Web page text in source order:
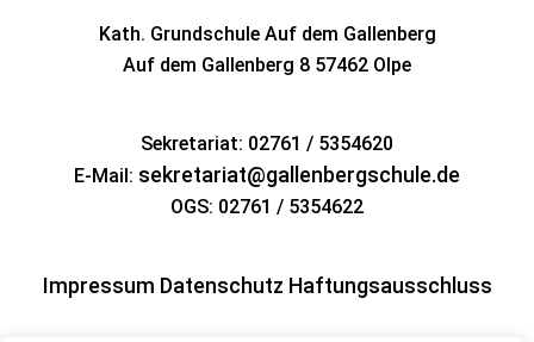
Kath. Grundschule Auf dem Gallenberg
Auf dem Gallenberg 8 57462 Olpe
Sekretariat: 02761 / 5354620
E-Mail: sekretariat@gallenbergschule.de
OGS: 02761 / 5354622
Impressum Datenschutz Haftungsausschluss